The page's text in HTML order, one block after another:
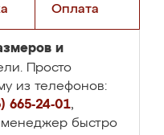
Оплата
и
Просто
из телефонов:
665-24-01,
быстро